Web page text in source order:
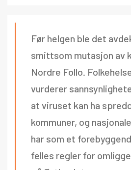
Før helgen ble det
smittsom mutasjon av
Nordre Follo.
vurderer
at viruset kan ha
kommuner, og
har som et
felles regler for